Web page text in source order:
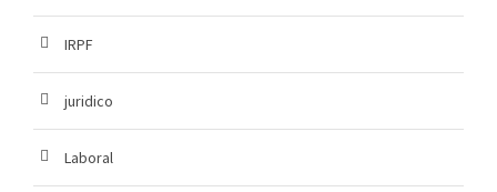
IRPF
juridico
Laboral